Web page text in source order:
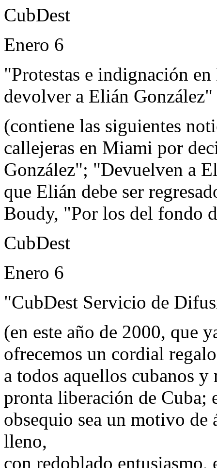
CubDest
Enero 6
"Protestas e indignación
devolver a Elián González"
(contiene las siguientes
callejeras en Miami por
González"; "Devuelven a
que Elián debe ser
Boudy, "Por los del fondo
CubDest
Enero 6
"CubDest Servicio de
(en este año de 2000, que
ofrecemos un cordial
a todos aquellos cubanos
pronta liberación de Cuba;
obsequio sea un motivo de
lleno,
con redoblado